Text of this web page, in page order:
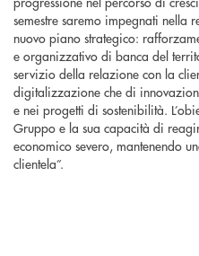
semestre saremo impegnati nella
nuovo piano strategico:
e organizzativo di banca del
servizio della relazione con la
digitalizzazione che di
e nei progetti di sostenibilità.
Gruppo e la sua capacità di
economico severo, mantenendo
clientela”.